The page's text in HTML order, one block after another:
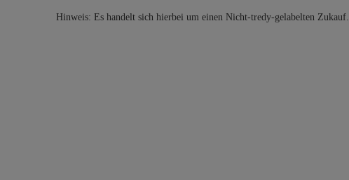
Hinweis: Es handelt sich hierbei um einen Nicht-tredy-gelabelten Zukauf.